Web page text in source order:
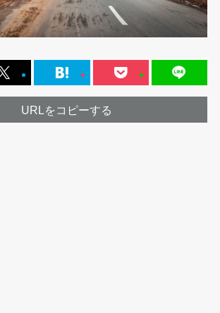
URLをコピーする